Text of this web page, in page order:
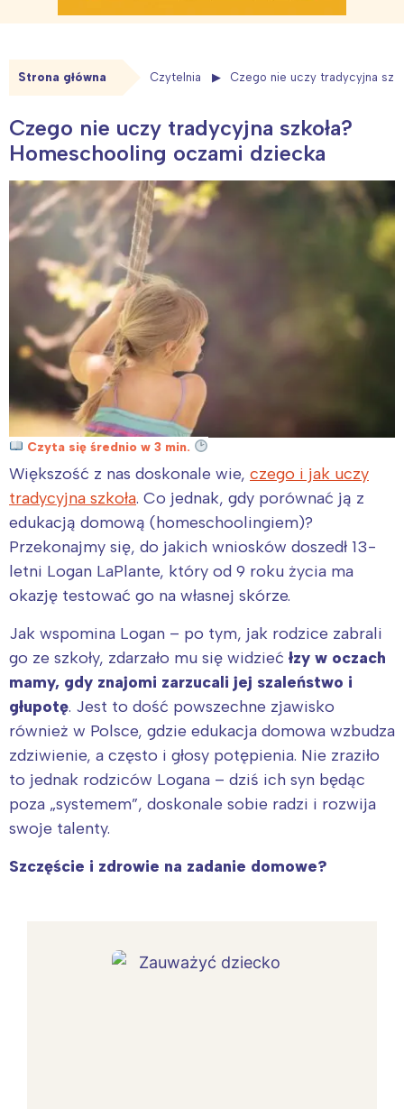
Strona główna Czytelnia Czego nie uczy tradycyjna
Czego nie uczy tradycyjna szkoła?
Homeschooling oczami dziecka
Czyta się średnio w 3 min.
Większość z nas doskonale wie, czego i jak uczy
tradycyjna szkoła. Co jednak, gdy porównać ją z
edukacją domową (homeschoolingiem)?
Przekonajmy się, do jakich wniosków doszedł 13-
letni Logan LaPlante, który od 9 roku życia ma
okazję testować go na własnej skórze.
Jak wspomina Logan – po tym, jak rodzice zabrali
go ze szkoły, zdarzało mu się widzieć łzy w oczach
mamy, gdy znajomi zarzucali jej szaleństwo i
głupotę. Jest to dość powszechne zjawisko
również w Polsce, gdzie edukacja domowa wzbudza
zdziwienie, a często i głosy potępienia. Nie zraziło
to jednak rodziców Logana – dziś ich syn będąc
poza „systemem”, doskonale sobie radzi i rozwija
swoje talenty.
Szczęście i zdrowie na zadanie domowe?